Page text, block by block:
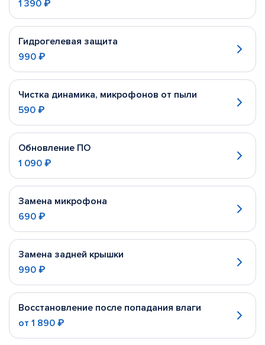
1 390 ₽
Гидрогелевая защита
990 ₽
Чистка динамика, микрофонов от пыли
590 ₽
Обновление ПО
1 090 ₽
Замена микрофона
690 ₽
Замена задней крышки
990 ₽
Восстановление после попадания влаги
от 1 890 ₽